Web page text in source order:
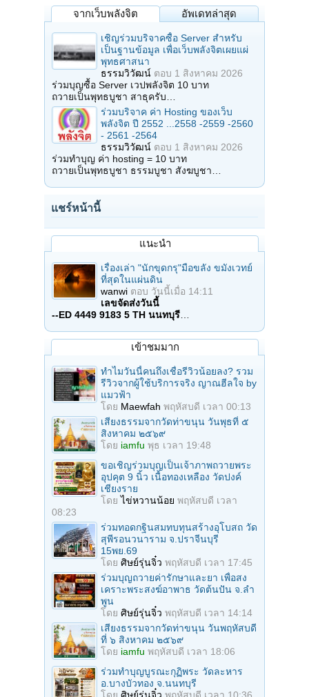
จากเว็บพลังจิต อัพเดทล่าสุด
เชิญร่วมบริจาคซื้อ Server สำหรับ
เป็นฐานข้อมูล เพื่อเว็บพลังจิตเผยแผ่
พุทธศาสนา
ธรรมวิวัฒน์ ตอบ 1 สิงหาคม 2026
ร่วมบุญซื้อ Server เวปพลังจิต 10 บาท
ถวายเป็นพุทธบูชา สาธุครับ…
ร่วมบริจาค ค่า Hosting ของเว็บ
พลังจิต ปี 2552 ...2558 -2559 -2560
- 2561 -2564
ธรรมวิวัฒน์ ตอบ 1 สิงหาคม 2026
ร่วมทำบุญ ค่า hosting = 10 บาท
ถวายเป็นพุทธบูชา ธรรมบูชา สังฆบูชา…
แชร์หน้านี้
แนะนำ
เรื่องเล่า "นักขุดกรุ"มือขลัง ขมังเวทย์
ที่สุดในแผ่นดิน
wanwi ตอบ วันนี้เมื่อ 14:11
เลขจัดส่งวันนี้
--ED 4449 9183 5 TH นนทบุรี
เข้าชมมาก
ทำไมวันนี้คนถึงเชื่อรีวิวน้อยลง? รวม
รีวิวจากผู้ใช้บริการจริง ญาณฮีลใจ by
แมวฟ้า
โดย Maewfah พฤหัสบดี เวลา 00:13
เสียงธรรมจากวัดท่าขนุน วันพุธที่ ๕
สิงหาคม ๒๕๖๙
โดย iamfu พุธ เวลา 19:48
ขอเชิญร่วมบุญเป็นเจ้าภาพถวายพระ
อุปคุต 9 นิ้ว เนื้อทองเหลือง วัดปงค์
เชียงราย
โดยไข่หวานน้อย พฤหัสบดี เวลา
08:23
ร่วมทอดกฐินสมทบทุนสร้างอุโบสถ วัด
สุพีรอนวนาราม จ.ปราจีนบุรี
15พย.69
โดย ศิษย์รุ่นจิ๋ว พฤหัสบดี เวลา 17:45
ร่วมบุญถวายค่ารักษาและยา เพื่อสง
เคราะพระสงฆ์อาพาธ วัดต้นปัน จ.ลํา
พูน
โดย ศิษย์รุ่นจิ๋ว พฤหัสบดี เวลา 14:14
เสียงธรรมจากวัดท่าขนุน วันพฤหัสบดี
ที่ ๖ สิงหาคม ๒๕๖๙
โดย iamfu พฤหัสบดี เวลา 18:06
ร่วมทําบุญบูรณะกุฏิพระ วัดละหาร
อ.บางบัวทอง จ.นนทบุรี